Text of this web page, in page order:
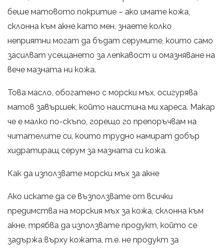
беше матовото покритие – ако имате кожа,
склонна към акне като мен, знаете колко
неприятни могат да бъдат серумите, които само
засилват усещането за лепкавост и омазняване на
вече мазната ни кожа.
Това масло, обогатено с морски мъх, осигурява
матов завършек, който наистина ми хареса. Макар
че е малко по-скъпо, горещо го препоръчвам на
читателите си, които трудно намират добър
хидратиращ серум за мазната си кожа.
Как да използвате морски мъх за акне
Ако искате да се възползвате от всички
предимства на морския мъх за кожа, склонна към
акне, трябва да използвате продукт, който се
задържа върху кожата, т.е. не продукт за